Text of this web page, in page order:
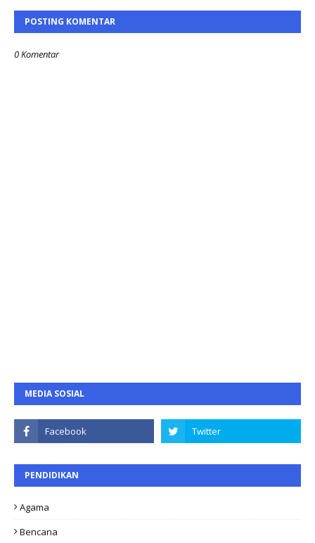
POSTING KOMENTAR
0 Komentar
MEDIA SOSIAL
PENDIDIKAN
Agama
Bencana